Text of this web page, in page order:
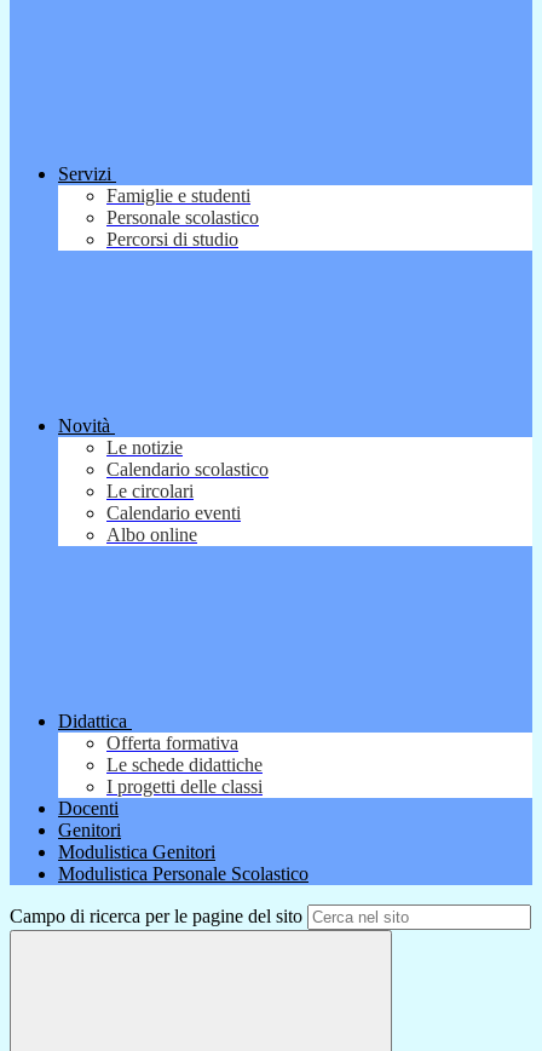
Servizi
Famiglie e studenti
Personale scolastico
Percorsi di studio
Novità
Le notizie
Calendario scolastico
Le circolari
Calendario eventi
Albo online
Didattica
Offerta formativa
Le schede didattiche
I progetti delle classi
Docenti
Genitori
Modulistica Genitori
Modulistica Personale Scolastico
Campo di ricerca per le pagine del sito